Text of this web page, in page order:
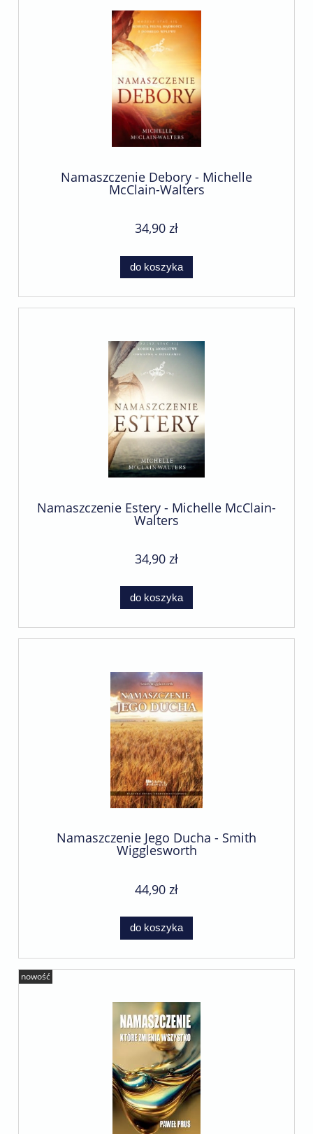
Namaszczenie Debory - Michelle
McClain-Walters
34,90 zł
do koszyka
Namaszczenie Estery - Michelle McClain-
Walters
34,90 zł
do koszyka
Namaszczenie Jego Ducha - Smith
Wigglesworth
44,90 zł
do koszyka
nowość